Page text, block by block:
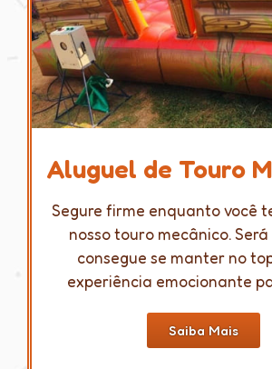
Aluguel de Touro
Segure firme enquanto você
nosso touro mecânico.
consegue se manter no
experiência emocionante
Saiba Mais